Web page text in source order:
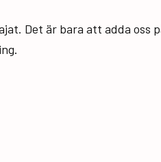
Det är bara att adda oss